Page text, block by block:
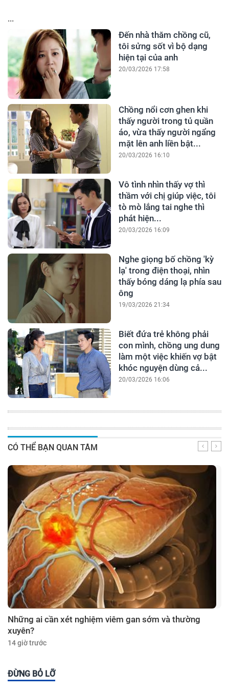
...
Đến nhà thăm chồng cũ,
tôi sửng sốt vì bộ dạng
hiện tại của anh
20/03/2026 17:58
Chồng nổi cơn ghen khi
thấy người trong tủ quần
áo, vừa thấy người ngẩng
mặt lên anh liền bật...
20/03/2026 16:10
Vô tình nhìn thấy vợ thì
thầm với chị giúp việc, tôi
tò mò lắng tai nghe thì
phát hiện...
20/03/2026 16:09
Nghe giọng bố chồng 'kỳ
lạ' trong điện thoại, nhìn
thấy bóng dáng lạ phía sau
ông
19/03/2026 21:34
Biết đứa trẻ không phải
con mình, chồng ung dung
làm một việc khiến vợ bật
khóc nguyện dùng cả...
20/03/2026 16:06
CÓ THỂ BẠN QUAN TÂM
Những ai cần xét nghiệm viêm gan sớm và thường
xuyên?
14 giờ trước
ĐỪNG BỎ LỠ